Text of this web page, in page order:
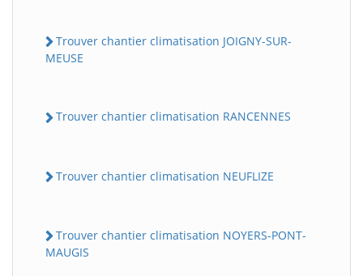
Trouver chantier climatisation JOIGNY-SUR-
MEUSE
Trouver chantier climatisation RANCENNES
Trouver chantier climatisation NEUFLIZE
Trouver chantier climatisation NOYERS-PONT-
MAUGIS